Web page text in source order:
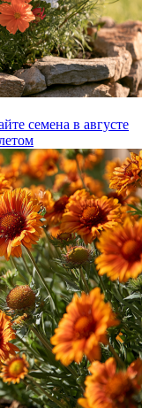
семена в августе